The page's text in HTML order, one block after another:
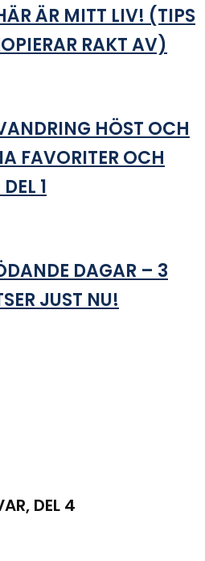
ÄR MITT LIV! (TIPS
RAKT AV)
HÖST OCH
FAVORITER OCH
1
DAGAR – 3
JUST NU!
DEL 4